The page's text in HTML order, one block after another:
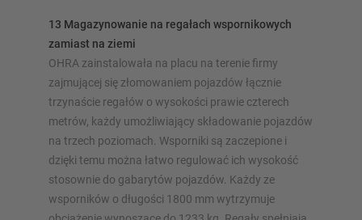
13 Magazynowanie na regałach wspornikowych
zamiast na ziemi
OHRA zainstalowała na placu na terenie firmy
zajmującej się złomowaniem pojazdów łącznie
trzynaście regałów o wysokości prawie czterech
metrów, każdy umożliwiający składowanie pojazdów
na trzech poziomach. Wsporniki są zaczepione i
dzięki temu można łatwo regulować ich wysokość
stosownie do gabarytów pojazdów. Każdy ze
wsporników o długości 1800 mm wytrzymuje